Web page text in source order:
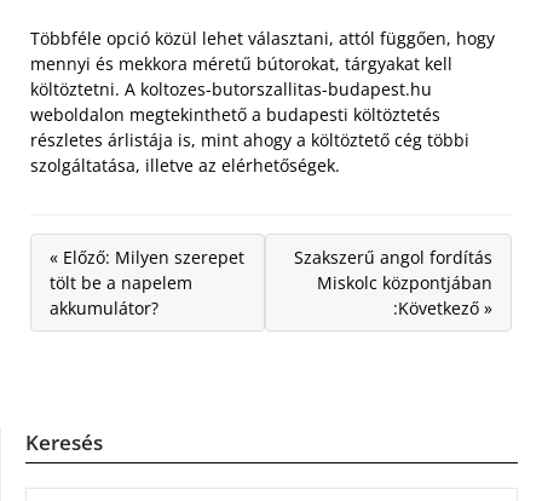
Többféle opció közül lehet választani, attól függően, hogy
mennyi és mekkora méretű bútorokat, tárgyakat kell
költöztetni. A koltozes-butorszallitas-budapest.hu
weboldalon megtekinthető a budapesti költöztetés
részletes árlistája is, mint ahogy a költöztető cég többi
szolgáltatása, illetve az elérhetőségek.
« Előző: Milyen szerepet
tölt be a napelem
akkumulátor?
Szakszerű angol fordítás
Miskolc központjában
:Következő »
Keresés